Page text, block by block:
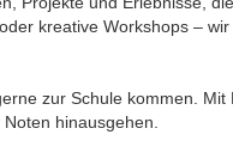
kreative Workshops –
zur Schule kommen.
hinausgehen.